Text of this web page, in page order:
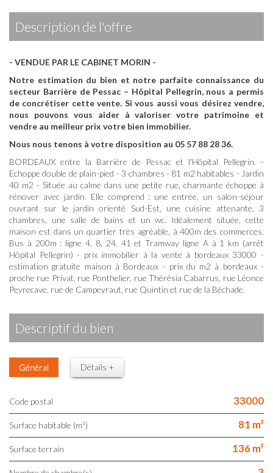
description de l'offre
- VENDUE PAR LE CABINET MORIN -
Notre estimation du bien et notre parfaite connaissance du
secteur Barrière de Pessac – Hôpital Pellegrin, nous a permis
de concrétiser cette vente. Si vous aussi vous désirez vendre,
nous pouvons vous aider à valoriser votre patrimoine et
vendre au meilleur prix votre bien immobilier.
Nous nous tenons à votre disposition au 05 57 88 28 36.
BORDEAUX entre la Barrière de Pessac et l'Hôpital Pellegrin. -
Echoppe double de plain-pied - 3 chambres - 81 m2 habitables - Jardin
40 m2 - Située au calme dans une petite rue, charmante échoppe à
rénover avec jardin. Elle comprend : une entrée, un salon-séjour
ouvrant sur le jardin orienté Sud-Est, une cuisine attenante, 3
chambres, une salle de bains et un wc. Idéalement située, cette
maison est dans un quartier très agréable, à 400m des commerces.
Bus à 200m : ligne 4, 8, 24, 41 et Tramway ligne A à 1 km (arrêt
Hôpital Pellegrin) - prix immobilier à la vente à bordeaux 33000 -
estimation gratuite maison à Bordeaux - prix du m2 à bordeaux -
proche rue Privat, rue Ponthelier, rue Thérésia Cabarrus, rue Léonce
Peyrecave, rue de Campeyraut, rue Quintin et rue de la Béchade.
descriptif du bien
Général Détails +
Code postal 33000
Surface habitable (m²) 81 m²
surface terrain 136 m²